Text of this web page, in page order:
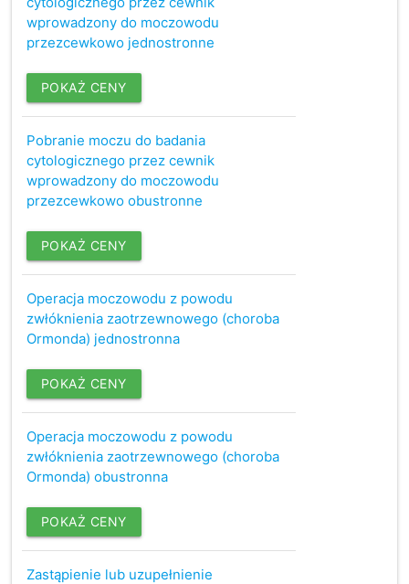
wprowadzony do moczowodu
przezcewkowo jednostronne
POKAŻ CENY
Pobranie moczu do badania
cytologicznego przez cewnik
wprowadzony do moczowodu
przezcewkowo obustronne
POKAŻ CENY
Operacja moczowodu z powodu
zwłóknienia zaotrzewnowego (choroba
Ormonda) jednostronna
POKAŻ CENY
Operacja moczowodu z powodu
zwłóknienia zaotrzewnowego (choroba
Ormonda) obustronna
POKAŻ CENY
Zastąpienie lub uzupełnienie